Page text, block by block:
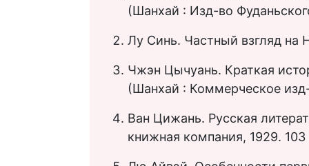
(Шанхай : Изд-во
Лу Синь. Частный взгляд на
Чжэн Цычуань. Краткая
(Шанхай : Коммерческое
Ван Цижань. Русская
книжная компания, 1929. 103